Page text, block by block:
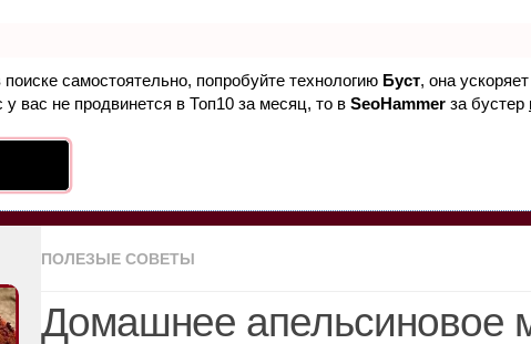
самостоятельно, попробуйте технологию Буст, она
вас не продвинется в Топ10 за месяц, то в SeoHammer за бустер
ПОЛЕЗЫЕ СОВЕТЫ
Домашнее апельсиновое